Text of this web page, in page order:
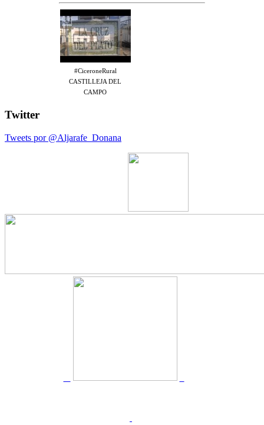
#CiceroneRural
CASTILLEJA DEL
CAMPO
Twitter
Tweets por @Aljarafe_Donana